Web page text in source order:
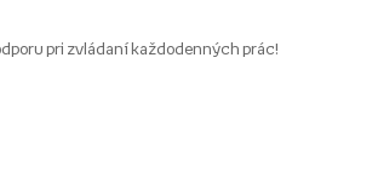
pri zvládaní každodenných prác!